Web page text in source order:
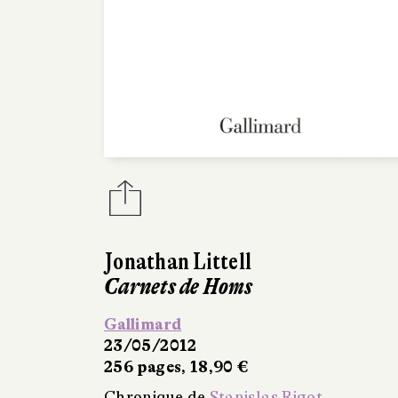
Jonathan Littell
Carnets de Homs
Gallimard
23/05/2012
256 pages, 18,90 €